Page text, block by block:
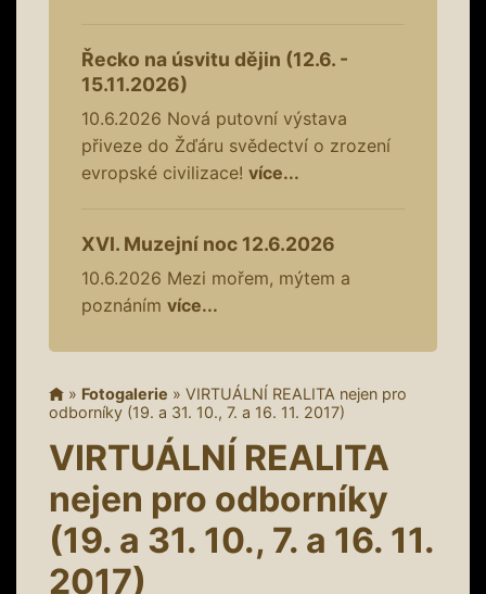
Řecko na úsvitu dějin (12.6. -
15.11.2026)
10.6.2026 Nová putovní výstava
přiveze do Žďáru svědectví o zrození
evropské civilizace! více...
XVI. Muzejní noc 12.6.2026
10.6.2026 Mezi mořem, mýtem a
poznáním více...
» Fotogalerie » VIRTUÁLNÍ REALITA nejen pro
odborníky (19. a 31. 10., 7. a 16. 11. 2017)
VIRTUÁLNÍ REALITA
nejen pro odborníky
(19. a 31. 10., 7. a 16. 11.
2017)